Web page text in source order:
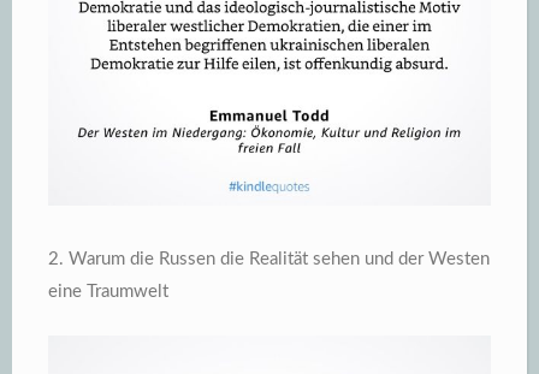
2. Warum die Russen die Realität sehen und der Westen
eine Traumwelt